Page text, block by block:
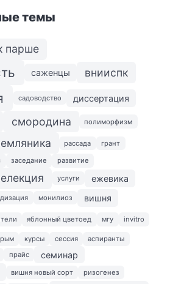
темы
парше
саженцы внииспк
садоводство диссертация
смородина полиморфизм
рассада грант
заседание развитие
услуги ежевика
монилиоз вишня
яблонный цветоед мгу invitro
курсы сессия аспиранты
прайс
семинар
вишня новый сорт ризогенез